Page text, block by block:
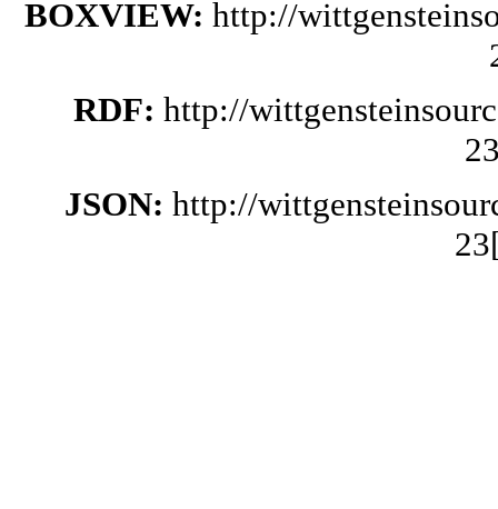
BOXVIEW: http://
RDF: http://
JSON: http://